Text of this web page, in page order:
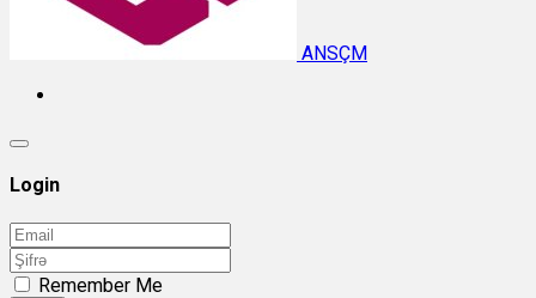
ANSÇM
Login
Remember Me